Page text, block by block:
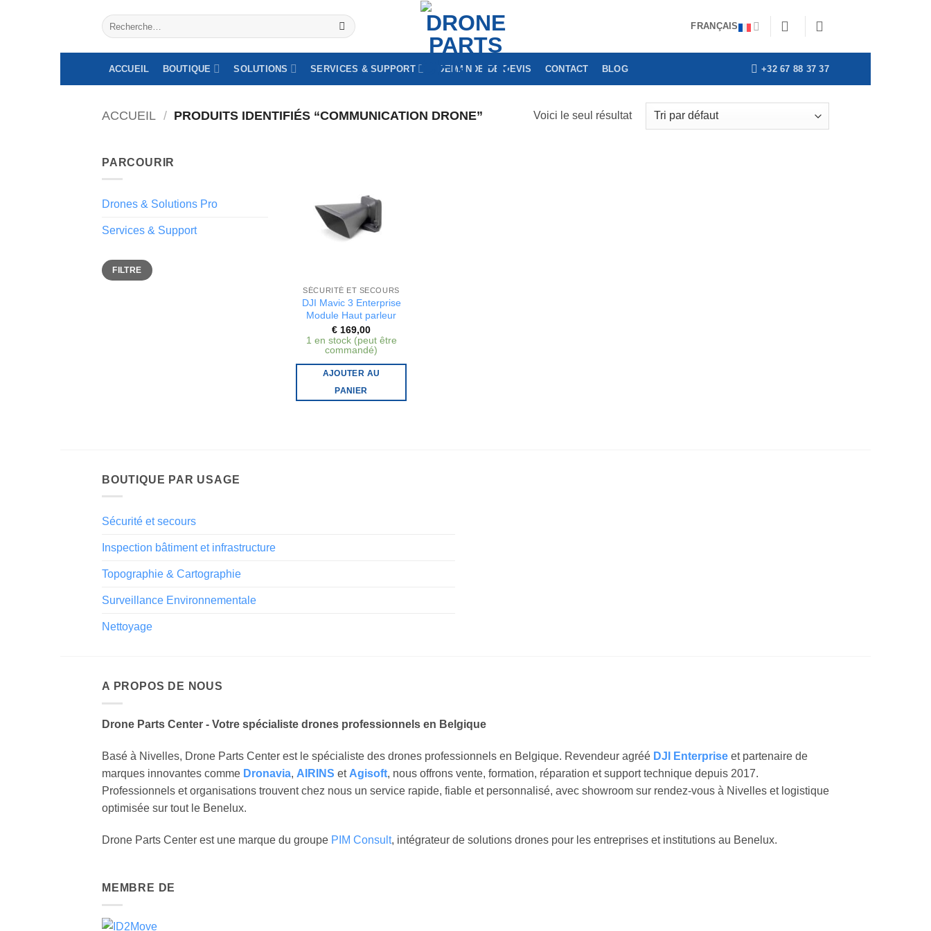
Recherche
pour :
FRANÇAIS
ACCUEIL BOUTIQUE SOLUTIONS SERVICES & SUPPORT DEMANDE DE DEVIS CONTACT BLOG +32 67 88 37 37
ACCUEIL / PRODUITS IDENTIFIÉS “COMMUNICATION DRONE” Voici le seul résultat
PARCOURIR
Drones & Solutions Pro
Services & Support
Prix
min
Prix
maxFILTRE
SÉCURITÉ ET SECOURS
DJI Mavic 3 Enterprise
Module Haut parleur
€ 169,00
1 en stock (peut être
commandé)
AJOUTER AU
PANIER
BOUTIQUE PAR USAGE
Sécurité et secours
Inspection bâtiment et infrastructure
Topographie & Cartographie
Surveillance Environnementale
Nettoyage
A PROPOS DE NOUS
Drone Parts Center - Votre spécialiste drones professionnels en Belgique
Basé à Nivelles, Drone Parts Center est le spécialiste des drones professionnels en Belgique. Revendeur agréé DJI Enterprise et partenaire de
marques innovantes comme Dronavia, AIRINS et Agisoft, nous offrons vente, formation, réparation et support technique depuis 2017.
Professionnels et organisations trouvent chez nous un service rapide, fiable et personnalisé, avec showroom sur rendez-vous à Nivelles et logistique
optimisée sur tout le Benelux.
Drone Parts Center est une marque du groupe PIM Consult, intégrateur de solutions drones pour les entreprises et institutions au Benelux.
MEMBRE DE